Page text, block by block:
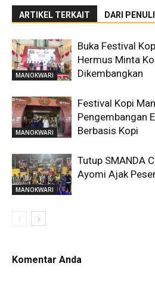
ARTIKEL TERKAIT DARI
MANOKWARI
Buka Festival
Hermus Minta
Dikembangkan
MANOKWARI
Festival Kopi
Pengembangan
Berbasis Kopi
MANOKWARI
Tutup SMANDA
Ayomi Ajak
Komentar Anda